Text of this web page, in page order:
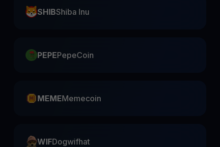
SHIBShiba Inu
PEPEPepeCoin
MEMEMemecoin
WIFDogwifhat